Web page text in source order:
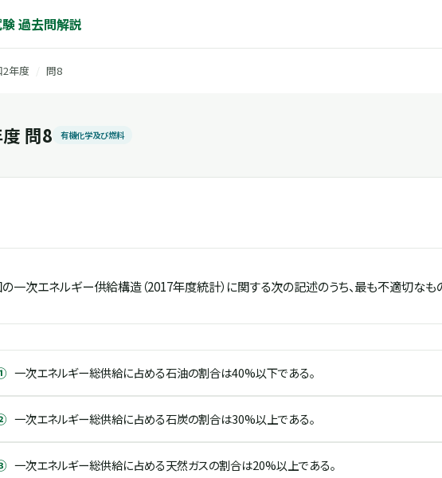
験 過去問解説
2年度 問8
問8 有機化学及び燃料
一次エネルギー供給構造（2017年度統計）に関する次の記述のうち、最も不適切なも
一次エネルギー総供給に占める石油の割合は40%以下である。
一次エネルギー総供給に占める石炭の割合は30%以上である。
一次エネルギー総供給に占める天然ガスの割合は20%以上である。